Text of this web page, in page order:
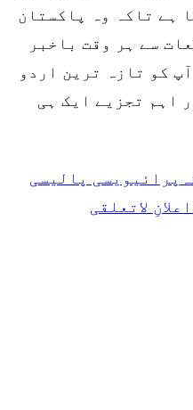
ہے تاکہ وہ پاکستان
سے ہر وقت باخبر
کو تازہ ترین اردو
اہم تجزیے ایک ہی
پرائیویسی پالیسی
اعلانِ لاتعلقی